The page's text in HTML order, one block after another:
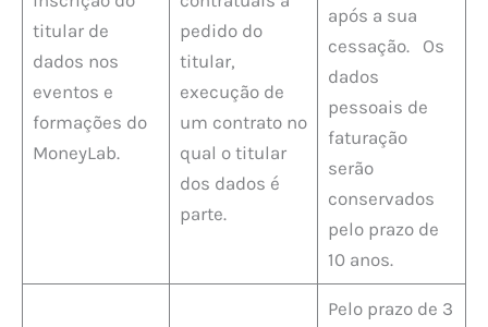
titular de
dados nos
eventos e
formações do
MoneyLab.
pedido do
titular,
execução de
um contrato no
qual o titular
dos dados é
parte.
após a sua
cessação. Os
dados
pessoais de
faturação
serão
conservados
pelo prazo de
10 anos.
Pelo prazo de 3